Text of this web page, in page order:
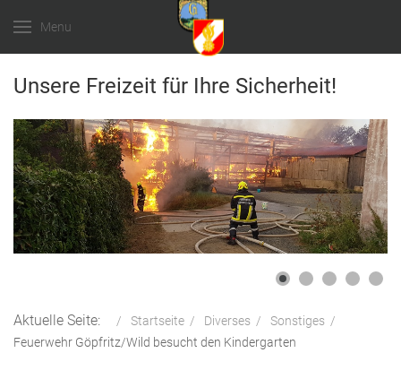
Menu
Unsere Freizeit für Ihre Sicherheit!
Aktuelle Seite: Startseite Diverses
Sonstiges
Feuerwehr Göpfritz/Wild besucht den Kindergarten